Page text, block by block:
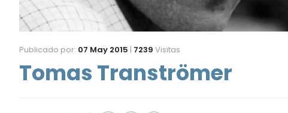
Publicado por: 07 May 2015 | 7239 Visitas
Tomas Tranströmer